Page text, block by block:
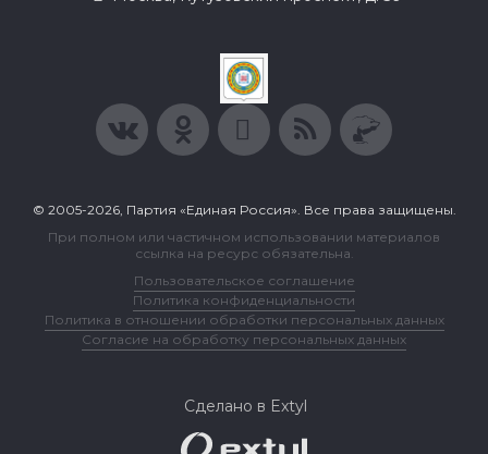
© 2005-2026, Партия «Единая Россия». Все права защищены.
При полном или частичном использовании материалов
ссылка на ресурс обязательна.
Пользовательское соглашение
Политика конфиденциальности
Политика в отношении обработки персональных данных
Согласие на обработку персональных данных
Сделано в Extyl